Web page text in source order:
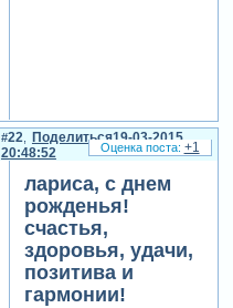
Поделиться
22
19-03-2015
20:48:52
лариса, с днем
рожденья!
счастья,
здоровья, удачи,
позитива и
гармонии!
+1